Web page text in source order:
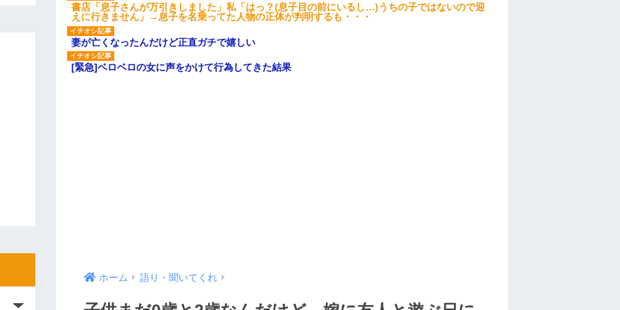
書店「息子さんが万引きしました」私「はっ？(息子目の前にいるし…)うちの子ではないので迎
えに行きません」→息子を名乗ってた人物の正体が判明するも・・・
妻が亡くなったんだけど正直ガチで嬉しい
[緊急]ベロベロの女に声をかけて行為してきた結果
ホーム 語り・聞いてくれ